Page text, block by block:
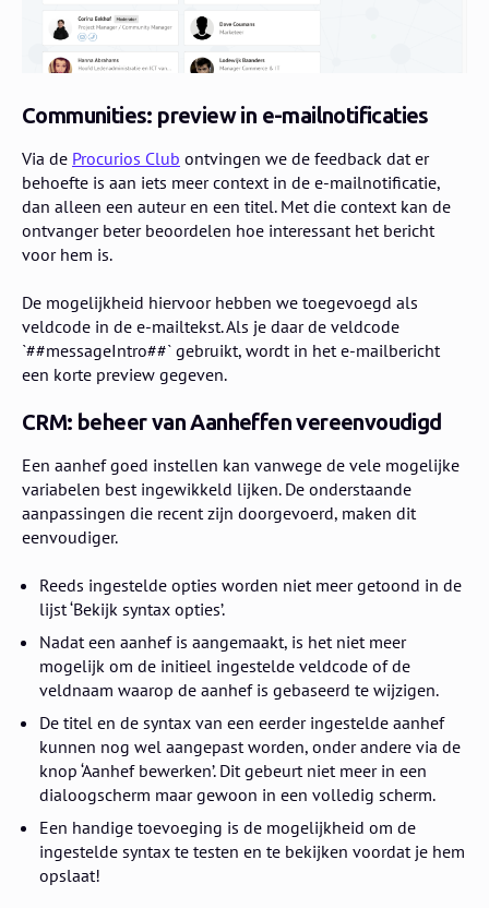
Communities: preview in e-mailnotificaties
Via de Procurios Club ontvingen we de feedback dat er
behoefte is aan iets meer context in de e-mailnotificatie,
dan alleen een auteur en een titel. Met die context kan de
ontvanger beter beoordelen hoe interessant het bericht
voor hem is.
De mogelijkheid hiervoor hebben we toegevoegd als
veldcode in de e-mailtekst. Als je daar de veldcode
`##messageIntro##` gebruikt, wordt in het e-mailbericht
een korte preview gegeven.
CRM: beheer van Aanheffen vereenvoudigd
Een aanhef goed instellen kan vanwege de vele mogelijke
variabelen best ingewikkeld lijken. De onderstaande
aanpassingen die recent zijn doorgevoerd, maken dit
eenvoudiger.
Reeds ingestelde opties worden niet meer getoond in de
lijst ‘Bekijk syntax opties’.
Nadat een aanhef is aangemaakt, is het niet meer
mogelijk om de initieel ingestelde veldcode of de
veldnaam waarop de aanhef is gebaseerd te wijzigen.
De titel en de syntax van een eerder ingestelde aanhef
kunnen nog wel aangepast worden, onder andere via de
knop ‘Aanhef bewerken’. Dit gebeurt niet meer in een
dialoogscherm maar gewoon in een volledig scherm.
Een handige toevoeging is de mogelijkheid om de
ingestelde syntax te testen en te bekijken voordat je hem
opslaat!